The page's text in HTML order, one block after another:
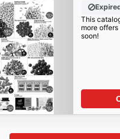
This
more offers
soon!